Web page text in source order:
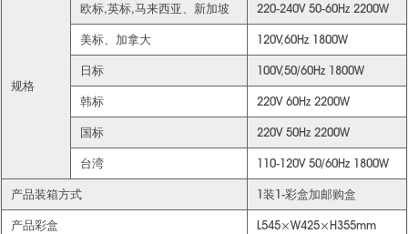
规格
欧标,英标,马来西亚、新加坡 220-240V 50-60Hz 2200W
美标、加拿大 120V,60Hz 1800W
日标 100V,50/60Hz 1800W
韩标 220V 60Hz 2200W
国标 220V 50Hz 2200W
台湾 110-120V 50/60Hz 1800W
产品装箱方式 1装1-彩盒加邮购盒
产品彩盒 L545×W425×H355mm